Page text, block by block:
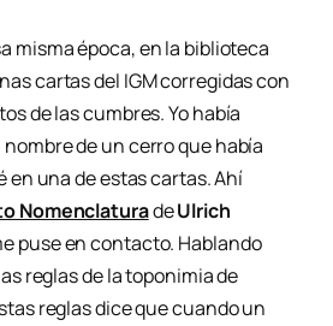
misma época, en la biblioteca
cartas del IGM corregidas con
de las cumbres. Yo había
de un cerro que había
en una de estas cartas. Ahí
NomenclaturadeUlrich
puse en contacto. Hablando
reglas de la toponimia de
reglas dice que cuando un